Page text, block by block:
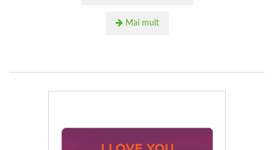
Mai mult